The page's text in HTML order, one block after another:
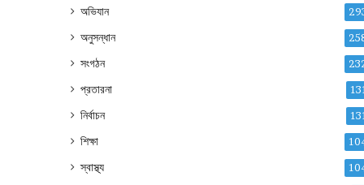
অভিযান
অনুসন্ধান
সংগঠন
প্রতারনা
নির্বাচন
শিক্ষা
স্বাস্থ্য